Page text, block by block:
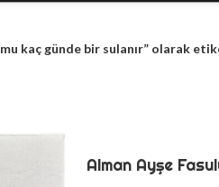
kaç günde bir sulanır” olarak
Alman Ayşe